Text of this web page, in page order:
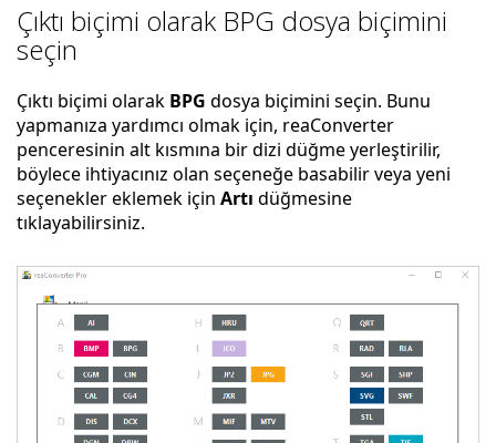
Çıktı biçimi olarak BPG dosya biçimini
seçin
Çıktı biçimi olarak BPG dosya biçimini seçin. Bunu
yapmanıza yardımcı olmak için, reaConverter
penceresinin alt kısmına bir dizi düğme yerleştirilir,
böylece ihtiyacınız olan seçeneğe basabilir veya yeni
seçenekler eklemek için Artı düğmesine
tıklayabilirsiniz.